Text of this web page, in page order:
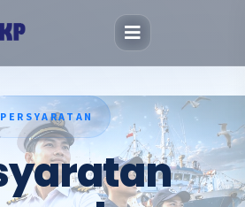
PERSYARATAN